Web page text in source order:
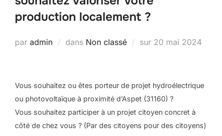
production localement ?
par admin dans Non classé sur Publié
20 mai 2024
Vous souhaitez ou êtes porteur de projet hydroélectrique
ou photovoltaïque à proximité d’Aspet (31160) ?
Vous souhaitez participer à un projet citoyen concret à
côté de chez vous ? (Par des citoyens pour des citoyens)